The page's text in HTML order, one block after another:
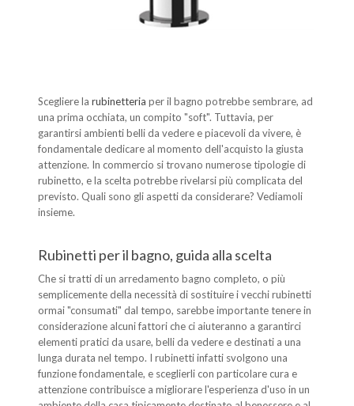
Scegliere la rubinetteria per il bagno potrebbe sembrare, ad
una prima occhiata, un compito "soft". Tuttavia, per
garantirsi ambienti belli da vedere e piacevoli da vivere, è
fondamentale dedicare al momento dell'acquisto la giusta
attenzione. In commercio si trovano numerose tipologie di
rubinetto, e la scelta potrebbe rivelarsi più complicata del
previsto. Quali sono gli aspetti da considerare? Vediamoli
insieme.
Rubinetti per il bagno, guida alla scelta
Che si tratti di un arredamento bagno completo, o più
semplicemente della necessità di sostituire i vecchi rubinetti
ormai "consumati" dal tempo, sarebbe importante tenere in
considerazione alcuni fattori che ci aiuteranno a garantirci
elementi pratici da usare, belli da vedere e destinati a una
lunga durata nel tempo. I rubinetti infatti svolgono una
funzione fondamentale, e sceglierli con particolare cura e
attenzione contribuisce a migliorare l'esperienza d'uso in un